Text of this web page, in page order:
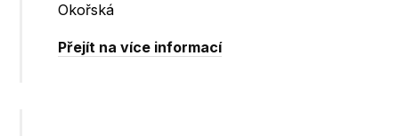
Okořská
Přejít na více informací